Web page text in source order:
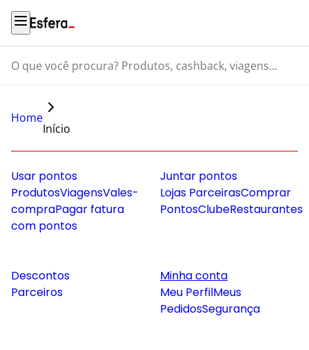
O que você procura? Produtos, cashback, viagens...
Home
Início
Usar pontos
ProdutosViagensVales-
compraPagar fatura
com pontos
Juntar pontos
Lojas ParceirasComprar
PontosClubeRestaurantes
Descontos
Parceiros
Minha conta
Meu PerfilMeus
PedidosSegurança